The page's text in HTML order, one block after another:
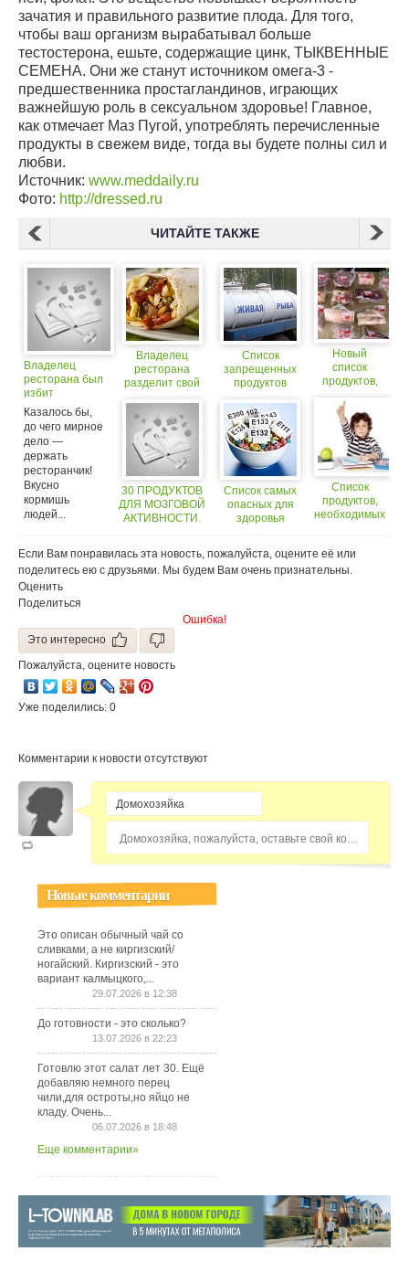
зачатия и правильного развитие плода. Для того,
чтобы ваш организм вырабатывал больше
тестостерона, ешьте, содержащие цинк, ТЫКВЕННЫЕ
СЕМЕНА. Они же станут источником омега-3 -
предшественника простагландинов, играющих
важнейшую роль в сексуальном здоровье! Главное,
как отмечает Маз Пугой, употреблять перечисленные
продукты в свежем виде, тогда вы будете полны сил и
любви.
Источник: www.meddaily.ru
Фото: http://dressed.ru
ЧИТАЙТЕ ТАКЖЕ
Владелец
ресторана был
избит
недовольным
Казалось бы,
до чего мирное
дело ―
держать
ресторанчик!
Вкусно
кормишь
людей...
Владелец
ресторана
разделит свой
огромный
буррито
30 ПРОДУКТОВ
ДЛЯ МОЗГОВОЙ
АКТИВНОСТИ.
Список
запрещенных
продуктов
Список самых
опасных для
здоровья
Новый
список
продуктов,
под запрет
Список
продуктов,
необходимых
Если Вам понравилась эта новость, пожалуйста, оцените её или
поделитесь ею с друзьями. Мы будем Вам очень признательны.
Оценить
Поделиться
Ошибка!
Это интересно
Пожалуйста, оцените новость
Уже поделились: 0
Комментарии к новости отсутствуют
Домохозяйка, пожалуйста, оставьте свой комментарий...
Новые комментарии
Это описан обычный чай со
сливками, а не киргизский/
ногайский. Киргизский - это
вариант калмыцкого,...
29.07.2026 в 12:38
До готовности - это сколько?
13.07.2026 в 22:23
Готовлю этот салат лет 30. Ещё
добавляю немного перец
чили,для остроты,но яйцо не
кладу. Очень...
06.07.2026 в 18:48
Еще комментарии»